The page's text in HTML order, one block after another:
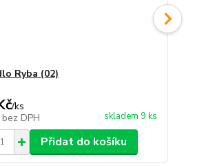
Ryba (02)
/ks
bez DPH skladem 9 ks
Přidat do košíku